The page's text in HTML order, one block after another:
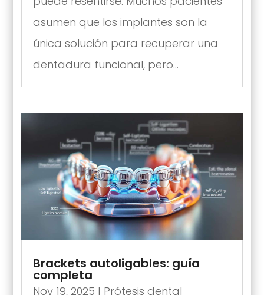
asumen que los implantes son la
única solución para recuperar una
dentadura funcional, pero...
Brackets autoligables: guía
completa
Nov 19, 2025 | Prótesis dental